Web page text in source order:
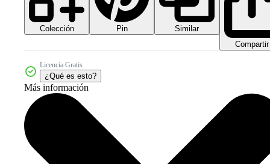
Colección Pin
Similar
Compartir
Licencia Gratis
¿Qué es esto?
Más información